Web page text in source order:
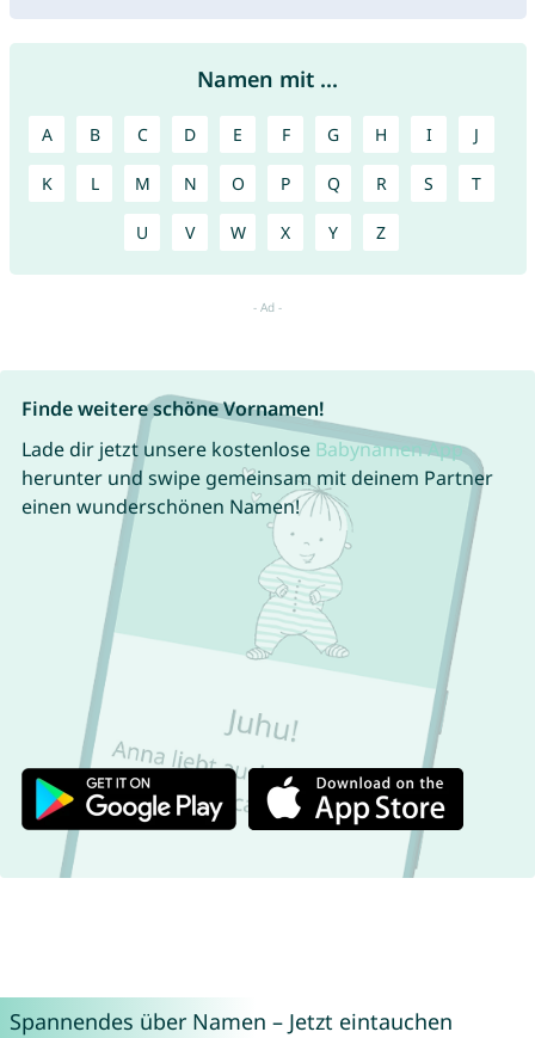
Namen mit ...
A B C D E F G H I J
K L M N O P Q R S T
U V W X Y Z
Finde weitere schöne Vornamen!
Lade dir jetzt unsere kostenlose Babynamen App
herunter und swipe gemeinsam mit deinem Partner
einen wunderschönen Namen!
Spannendes über Namen – Jetzt eintauchen